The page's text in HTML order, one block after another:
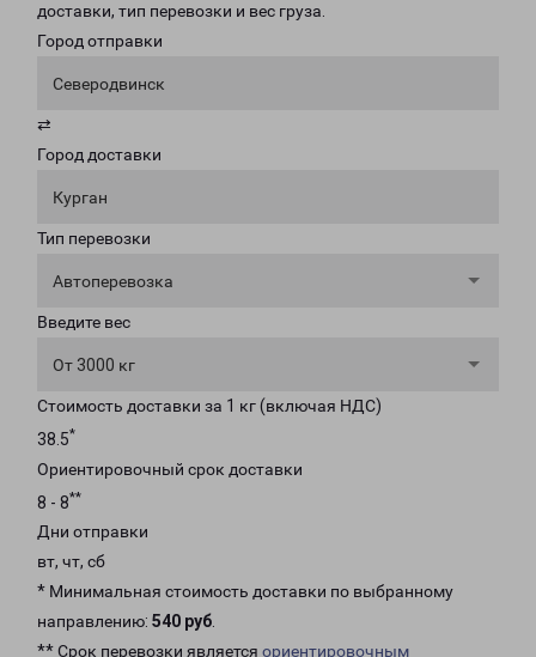
доставки, тип перевозки и вес груза.
Город отправки
Северодвинск
⇄
Город доставки
Курган
Тип перевозки
Автоперевозка
Введите вес
От 3000 кг
Стоимость доставки за 1 кг (включая НДС)
38.5*
Ориентировочный срок доставки
8 - 8**
Дни отправки
вт, чт, сб
* Минимальная стоимость доставки по выбранному
направлению: 540 руб.
** Срок перевозки является ориентировочным